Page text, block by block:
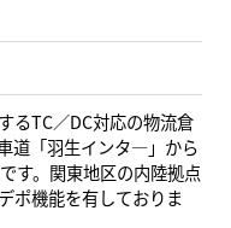
るTC／DC対応の物流倉
道「羽生インタ―」から
す。関東地区の内陸拠点
ポ機能を有しておりま